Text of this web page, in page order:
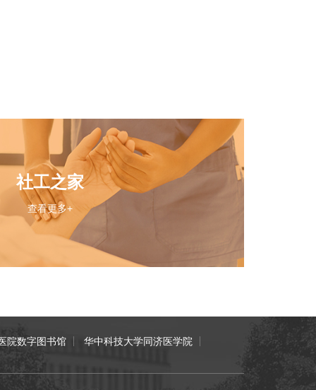
举办了中南民族大学社工实习生终期汇报会。
社工之家
查看更多+
院数字图书馆
华中科技大学同济医学院